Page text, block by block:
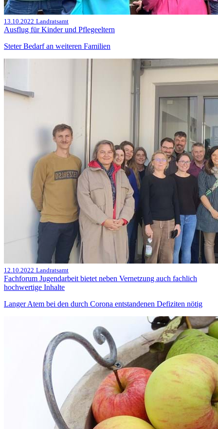
13.10.2022 Landratsamt
Ausflug für Kinder und Pflegeeltern
Steter Bedarf an weiteren Familien
12.10.2022 Landratsamt
Fachforum Jugendarbeit bietet neben Vernetzung auch fachlich
hochwertige Inhalte
Langer Atem bei den durch Corona entstandenen Defiziten nötig